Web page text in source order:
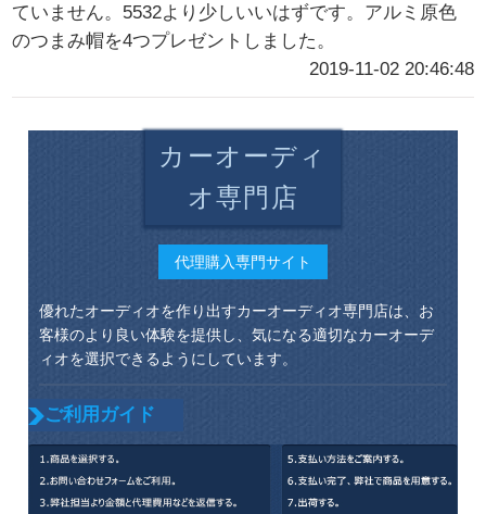
ていません。5532より少しいいはずです。アルミ原色
のつまみ帽を4つプレゼントしました。
2019-11-02 20:46:48
カーオーディ
オ専門店
代理購入専門サイト
優れたオーディオを作り出すカーオーディオ専門店は、お
客様のより良い体験を提供し、気になる適切なカーオーデ
ィオを選択できるようにしています。
ご利用ガイド